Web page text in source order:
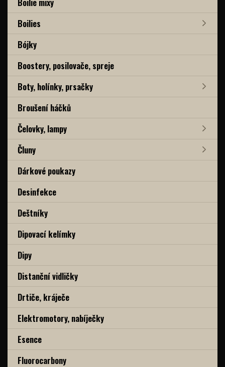
Boilies
Bójky
Boostery, posilovače, spreje
Boty, holínky, prsačky
Broušení háčků
Čelovky, lampy
Čluny
Dárkové poukazy
Desinfekce
Deštníky
Dipovací kelímky
Dipy
Distanční vidličky
Drtiče, kráječe
Elektromotory, nabíječky
Esence
Fluorocarbony